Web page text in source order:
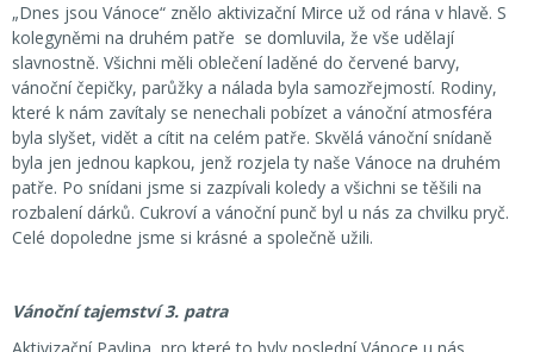
„Dnes jsou Vánoce“ znělo aktivizační Mirce už od rána v hlavě. S
kolegyněmi na druhém patře se domluvila, že vše udělají
slavnostně. Všichni měli oblečení laděné do červené barvy,
vánoční čepičky, parůžky a nálada byla samozřejmostí. Rodiny,
které k nám zavítaly se nenechali pobízet a vánoční atmosféra
byla slyšet, vidět a cítit na celém patře. Skvělá vánoční snídaně
byla jen jednou kapkou, jenž rozjela ty naše Vánoce na druhém
patře. Po snídani jsme si zazpívali koledy a všichni se těšili na
rozbalení dárků. Cukroví a vánoční punč byl u nás za chvilku pryč.
Celé dopoledne jsme si krásné a společně užili.
Vánoční tajemství 3. patra